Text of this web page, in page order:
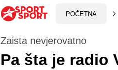
POČETNA
Zaista nevjerovatno
Pa šta je radio